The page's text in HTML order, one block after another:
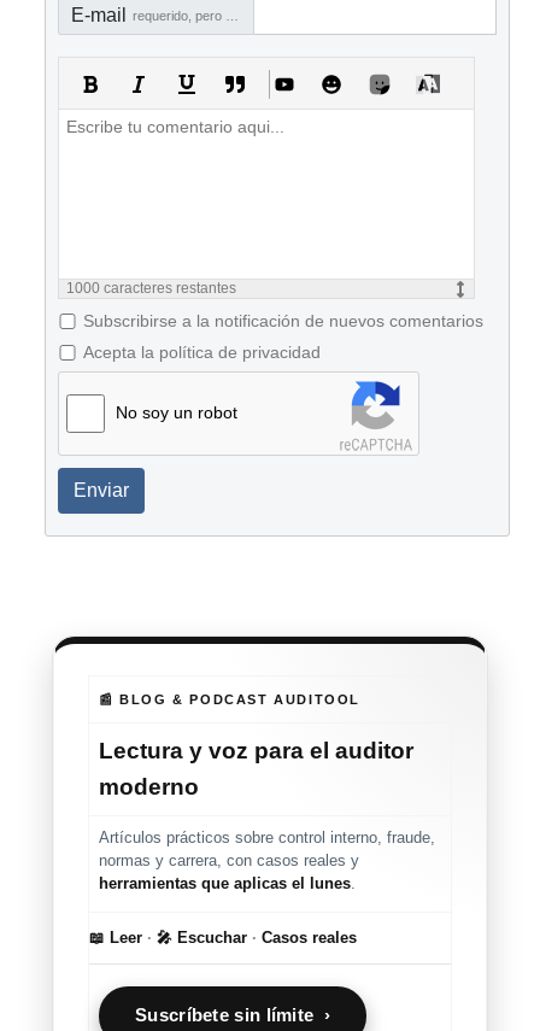
E-mail
1000 caracteres restantes
Subscribirse a la notificación de nuevos comentarios
Acepta la política de privacidad
No soy un robot
Enviar
📰 BLOG & PODCAST AUDITOOL
Lectura y voz para el auditor
moderno
Artículos prácticos sobre control interno, fraude,
normas y carrera, con casos reales y
herramientas que aplicas el lunes.
📖 Leer · 🎤 Escuchar · Casos reales
Suscríbete sin límite ›